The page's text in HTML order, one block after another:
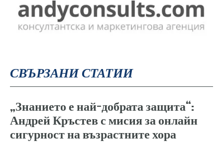
СВЪРЗАНИ СТАТИИ
„Знанието е най-добрата защита“:
Андрей Кръстев с мисия за онлайн
сигурност на възрастните хора